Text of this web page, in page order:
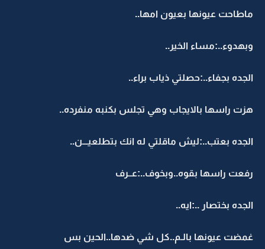
ماطاحت عيونها بعيون امها..
وبهدوء..:مساء الخير..
الجده بجفاء..:حصلتي ذياب براء..
هزت راسها بالايجاب وهي تجلس بكنبه منفرده..
الجده بعتب..:ليش ماقلتي له انك بتطلعيـــن..
رفعت راسها بقوه..وبخوف..:عــرف
الجده بختصار ..:ايه..
غمضت عيونها بالـم..كل شي ضدها..الحين بس